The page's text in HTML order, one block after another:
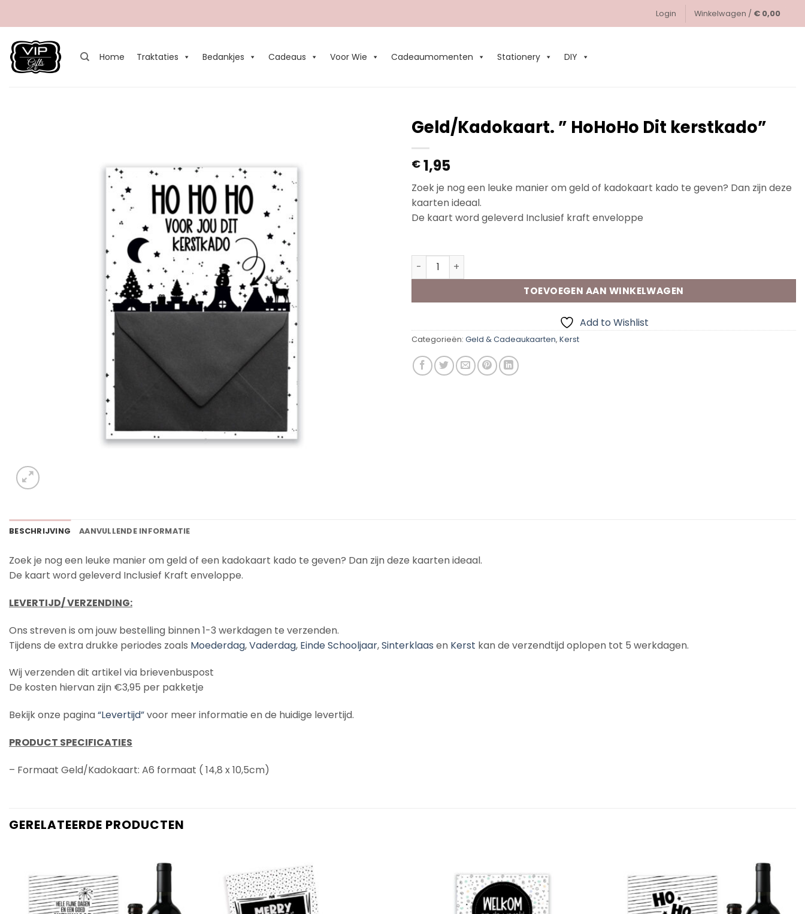
Login Winkelwagen / € 0,00
Home Traktaties Bedankjes Cadeaus Voor Wie Cadeaumomenten Stationery DIY
Geld/Kadokaart. ” HoHoHo Dit kerstkado”
€ 1,95
Zoek je nog een leuke manier om geld of kadokaart kado te geven? Dan zijn deze
kaarten ideaal.
De kaart word geleverd Inclusief kraft enveloppe
Geld/Kadokaart. " HoHoHo Dit kerstkado" aantal
TOEVOEGEN AAN WINKELWAGEN
Add to Wishlist
Categorieën: Geld & Cadeaukaarten, Kerst
BESCHRIJVING AANVULLENDE INFORMATIE
Zoek je nog een leuke manier om geld of een kadokaart kado te geven? Dan zijn deze kaarten ideaal.
De kaart word geleverd Inclusief Kraft enveloppe.
LEVERTIJD/ VERZENDING:
Ons streven is om jouw bestelling binnen 1-3 werkdagen te verzenden.
Tijdens de extra drukke periodes zoals Moederdag,Vaderdag, Einde Schooljaar,Sinterklaas en Kerst kan de verzendtijd oplopen tot 5 werkdagen.
Wij verzenden dit artikel via brievenbuspost
De kosten hiervan zijn €3,95 per pakketje
Bekijk onze pagina“Levertijd”voor meer informatie en de huidige levertijd.
PRODUCT SPECIFICATIES
– Formaat Geld/Kadokaart: A6 formaat ( 14,8 x 10,5cm)
GERELATEERDE PRODUCTEN